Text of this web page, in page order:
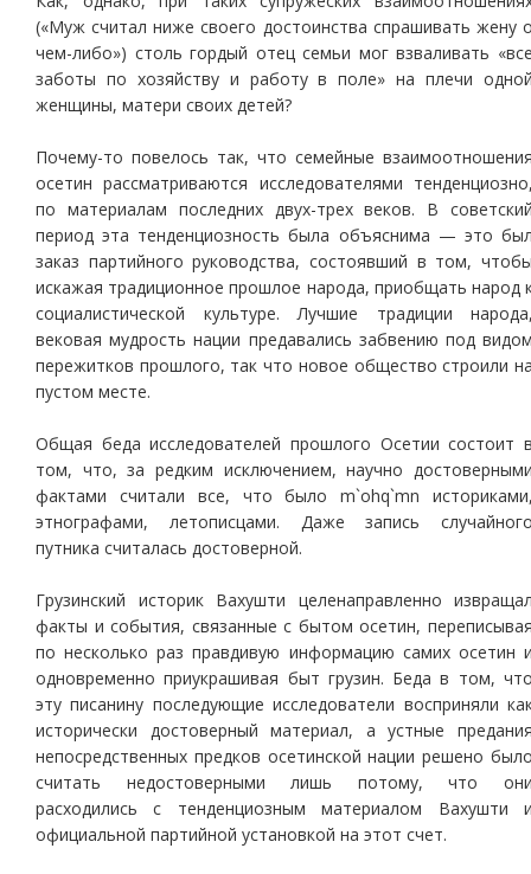
(«Муж считал ниже своего достоинства спрашивать жену
чем-либо») столь гордый отец семьи мог взваливать
заботы по хозяйству и работу в поле» на плечи
женщины, матери своих детей?
Почему-то повелось так, что семейные
осетин рассматриваются исследователями
по материалам последних двух-трех веков. В
период эта тенденциозность была объяснима — это
заказ партийного руководства, состоявший в том,
искажая традиционное прошлое народа, приобщать народ
социалистической культуре. Лучшие традиции
вековая мудрость нации предавались забвению под
пережитков прошлого, так что новое общество строили
пустом месте.
Общая беда исследователей прошлого Осетии состоит
том, что, за редким исключением, научно
фактами считали все, что было m`ohq`mn
этнографами, летописцами. Даже запись
путника считалась достоверной.
Грузинский историк Вахушти целенаправленно
факты и события, связанные с бытом осетин,
по несколько раз правдивую информацию самих осетин
одновременно приукрашивая быт грузин. Беда в том,
эту писанину последующие исследователи восприняли
исторически достоверный материал, а устные
непосредственных предков осетинской нации решено
считать недостоверными лишь потому, что
расходились с тенденциозным материалом Вахушти
официальной партийной установкой на этот счет.